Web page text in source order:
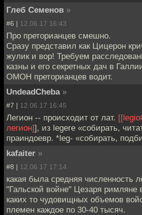
Глеб Семенов »
#6 | 12.06.17 16:43
Про преторианцев смешно.
Сразу представил как Цицерон
жулик и вор! Требуем
казны и его секретных дач в
ОМОН преторианцев водит.
UndeadCheba »
#7 | 12.06.17 16:45
Легион -- происходит от лат.
легион]], из legere «собирать,
праиндоевр. *leg- «собирать,
kafaiter »
#8 | 12.06.17 17:14
какая была средняя численность
"Гальской войне" Цезаря римляне
каких то чудовищных объемов
племен каждое по 30-40 тысяч.